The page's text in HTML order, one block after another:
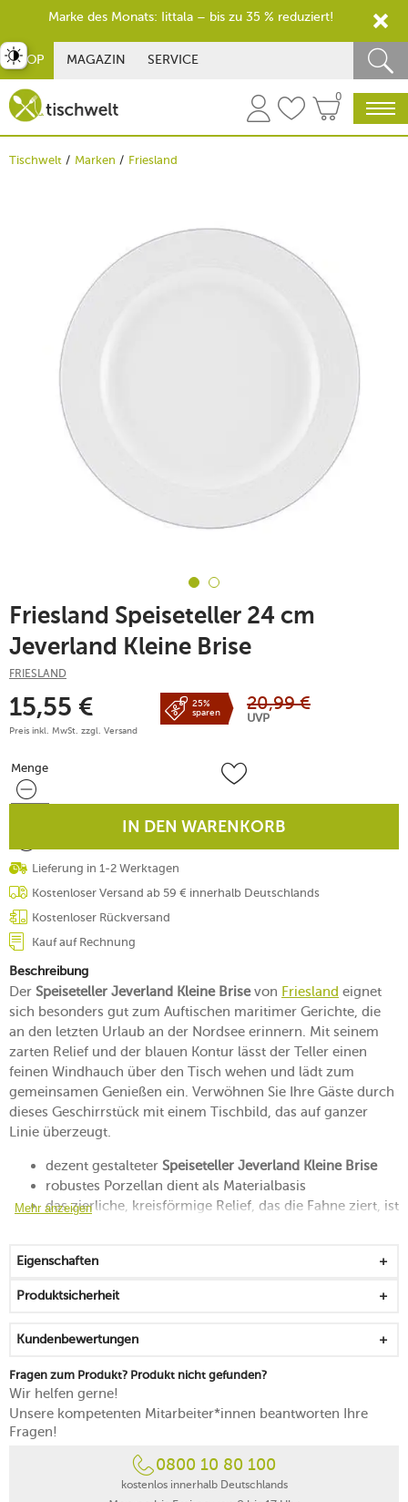
SHOP MAGAZIN SERVICE
0
Tischwelt Marken Friesland
Friesland Speiseteller 24 cm
Jeverland Kleine Brise
FRIESLAND
15,55 €
Preis inkl. MwSt. zzgl. Versand
25%
sparen
20,99 €
UVP
Menge
Menge
IN DEN WARENKORB
Lieferung in 1-2 Werktagen
Kostenloser Versand ab 59 € innerhalb Deutschlands
Kostenloser Rückversand
Kauf auf Rechnung
Beschreibung
Der Speiseteller Jeverland Kleine Brisevon Friesland eignet
sich besonders gut zum Auftischen maritimer Gerichte, die
an den letzten Urlaub an der Nordsee erinnern. Mit seinem
zarten Relief und der blauen Kontur lässt der Teller einen
feinen Windhauch über den Tisch wehen und lädt zum
gemeinsamen Genießen ein. Verwöhnen Sie Ihre Gäste durch
dieses Geschirrstück mit einem Tischbild, das auf ganzer
Linie überzeugt.
dezent gestalteter Speiseteller Jeverland Kleine Brise
robustes Porzellan dient als Materialbasis
das zierliche, kreisförmige Relief, das die Fahne ziert, ist
bietet genug Platz für Hauptspeisen nebst Beilagen
für ein entspanntes Urlaubsfeeling in den eigenen vier
spülmaschinenfest
Made in Germany
Mehr anzeigen
Eigenschaften
Produktsicherheit
Kundenbewertungen
Fragen zum Produkt? Produkt nicht gefunden?
Wir helfen gerne!
Unsere kompetenten Mitarbeiter*innen beantworten Ihre
Fragen!
0800 10 80 100
kostenlos innerhalb Deutschlands
umschalten
Marke des Monats: Iittala – bis zu 35 % reduziert!